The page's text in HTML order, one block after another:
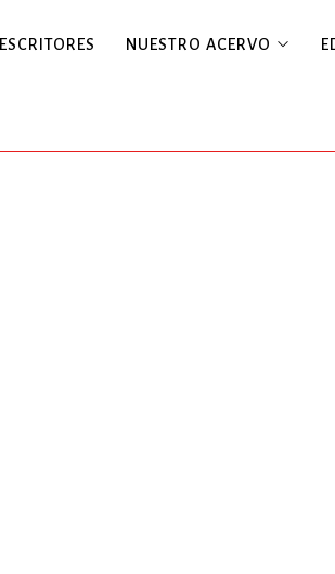
ESCRITORES NUESTRO ACERVO